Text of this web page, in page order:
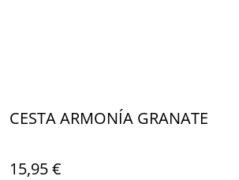
CESTA ARMONÍA GRANATE
15,95 €